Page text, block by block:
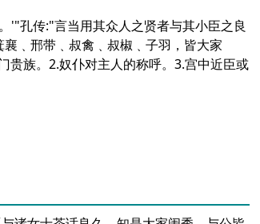
'"孔传:"言当用其众人之贤者与其小臣之良
﹑邢带﹑叔禽﹑叔椒﹑子羽，皆大家
族。2.奴仆对主人的称呼。3.宫中近臣或